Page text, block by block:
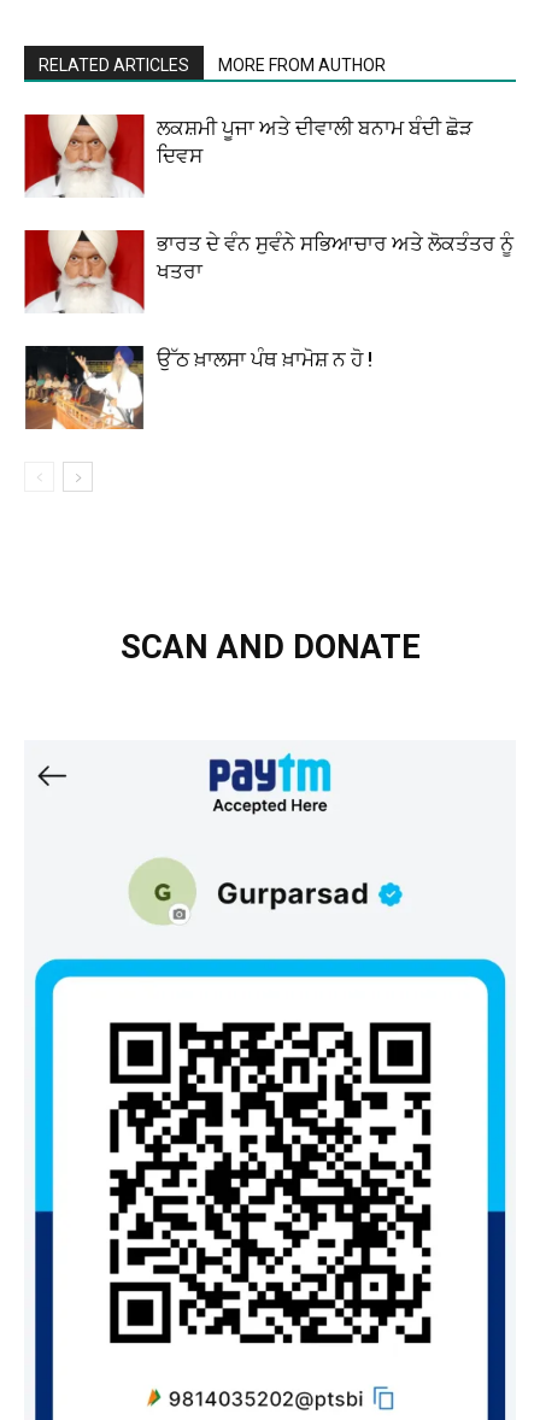
RELATED ARTICLES MORE FROM AUTHOR
ਲਕਸ਼ਮੀ ਪੂਜਾ ਅਤੇ ਦੀਵਾਲੀ ਬਨਾਮ ਬੰਦੀ ਛੋੜ
ਦਿਵਸ
ਭਾਰਤ ਦੇ ਵੰਨ ਸੁਵੰਨੇ ਸਭਿਆਚਾਰ ਅਤੇ ਲੋਕਤੰਤਰ ਨੂੰ
ਖਤਰਾ
ਉੱਠ ਖ਼ਾਲਸਾ ਪੰਥ ਖ਼ਾਮੋਸ਼ ਨ ਹੋ !
SCAN AND DONATE